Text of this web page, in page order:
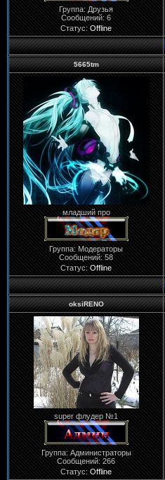
Группа: Друзья
Сообщений:6
Статус:Offline
5665tm
младший про
Группа: Модераторы
Сообщений:58
Статус:Offline
oksiRENO
super флудер №1
Группа: Администраторы
Сообщений:266
Статус:Offline